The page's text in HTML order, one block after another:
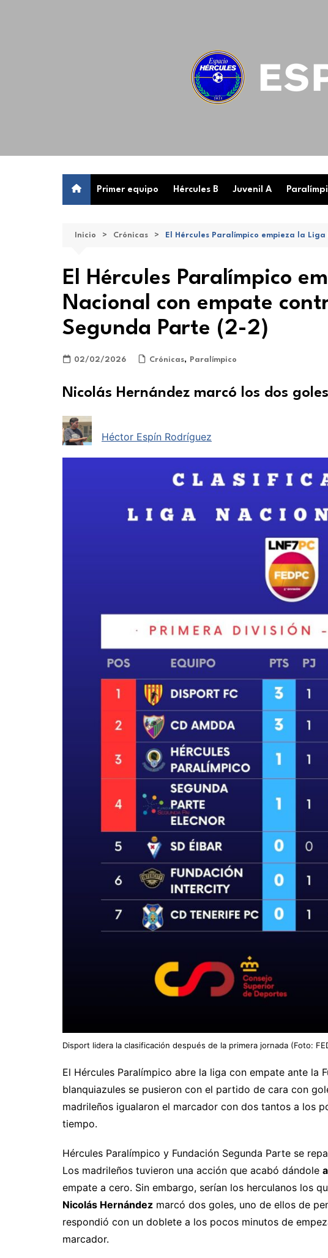
Primer equipo Hércules B Juvenil A
Inicio Crónicas El Hércules Paralímpico empieza la
El Hércules Paralímpico
Nacional con empate
Segunda Parte (2-2)
02/02/2026 Crónicas, Paralímpico
Nicolás Hernández marcó los dos
Héctor Espín Rodríguez
Disport lidera la clasificación después de la primera jornada (Foto:
El Hércules Paralímpico abre la liga con empate ante la
blanquiazules se pusieron con el partido de cara con
madrileños igualaron el marcador con dos tantos a los
tiempo.
Hércules Paralímpico y Fundación Segunda Parte se
Los madrileños tuvieron una acción que acabó dándole
empate a cero. Sin embargo, serían los herculanos los
Nicolás Hernández marcó dos goles, uno de ellos de
respondió con un doblete a los pocos minutos de
marcador.